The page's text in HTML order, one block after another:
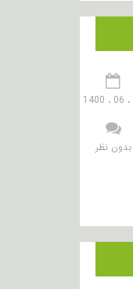
بدون نظر